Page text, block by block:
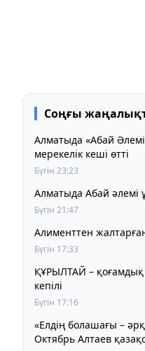
Соңғы
Алматыда «Абай
мерекелік кеші өтті
Бүгін 23:23
Алматыда Абай әлемі
Бүгін 21:47
Алименттен
Бүгін 17:33
ҚҰРЫЛТАЙ – қоғамдық келісімнің конституциялық
кепілі
Бүгін 17:16
«Елдің болашағы –
Октябрь Алтаев